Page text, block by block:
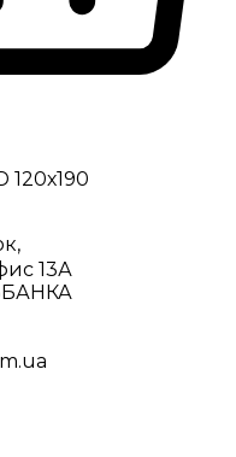
120х190
13А